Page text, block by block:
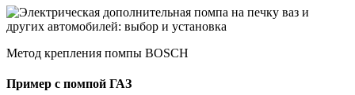
Метод крепления помпы BOSCH
Пример с помпой ГАЗ